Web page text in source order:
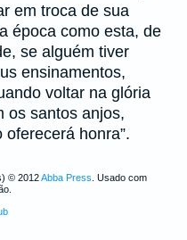
em troca de sua
época como esta, de
se alguém tiver
ensinamentos,
voltar na glória
os santos anjos,
honra”.
© 2012Abba Press . Usado com